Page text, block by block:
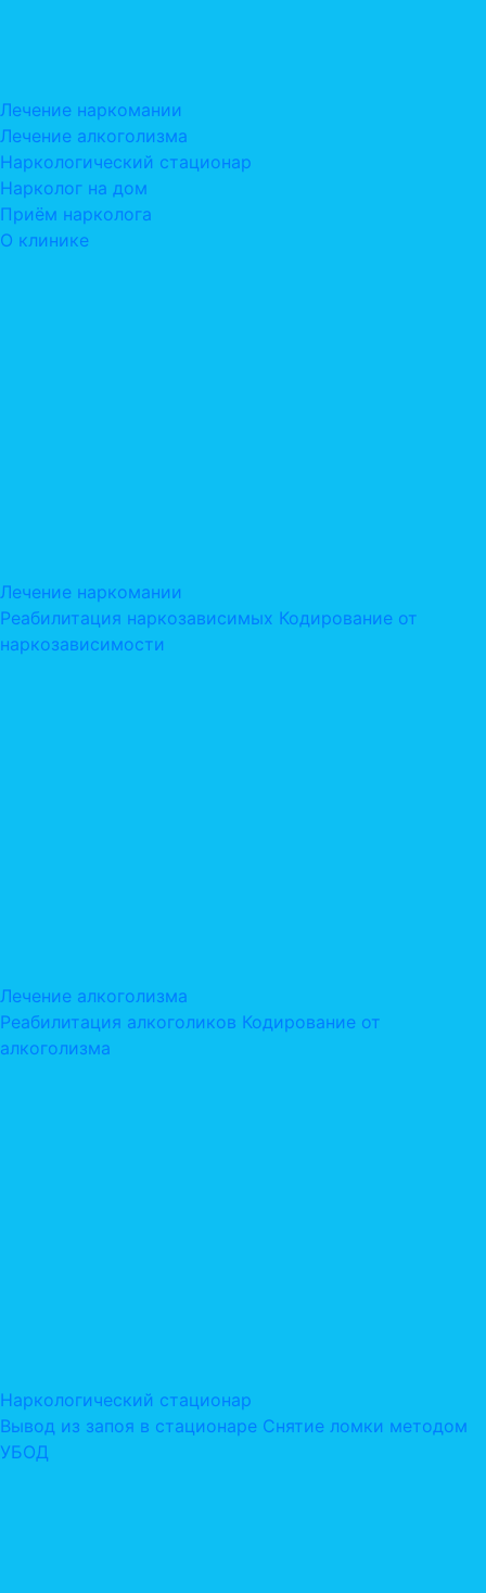
Лечение наркомании
Лечение алкоголизма
Наркологический стационар
Нарколог на дом
Приём нарколога
О клинике
Лечение наркомании
Реабилитация наркозависимых Кодирование от
наркозависимости
Лечение алкоголизма
Реабилитация алкоголиков Кодирование от
алкоголизма
Наркологический стационар
Вывод из запоя в стационаре Снятие ломки методом
УБОД